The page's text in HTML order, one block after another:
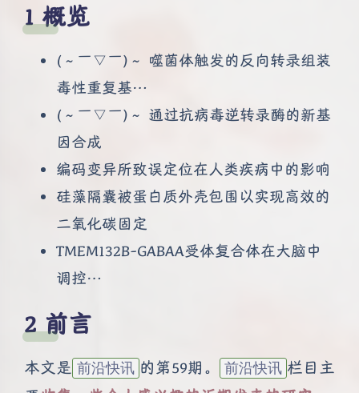
概览
(～￣▽￣)～ 噬菌体触发的反向转录组装
毒性重复基…
(～￣▽￣)～ 通过抗病毒逆转录酶的新基
因合成
编码变异所致误定位在人类疾病中的影响
硅藻隔囊被蛋白质外壳包围以实现高效的
二氧化碳固定
TMEM132B-GABAA受体复合体在大脑中
调控…
前言
本文是 前沿快讯 的第59期。 前沿快讯 栏目主